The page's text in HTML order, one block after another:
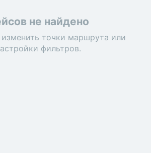
не найдено
точки маршрута или
фильтров.